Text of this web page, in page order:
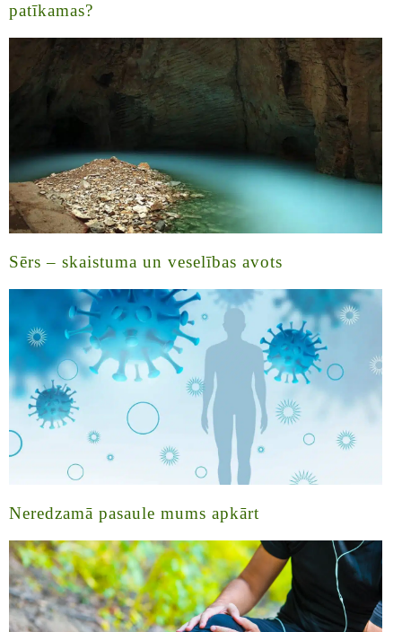
patīkamas?
Sērs – skaistuma un veselības avots
Neredzamā pasaule mums apkārt